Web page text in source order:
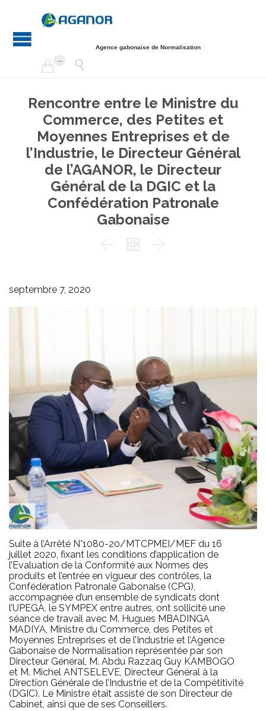
Agence gabonaise de Normalisation

... 
Rencontre entre le Ministre du
Commerce, des Petites et
Moyennes Entreprises et de
l’Industrie, le Directeur Général
de l’AGANOR, le Directeur
Général de la DGIC et la
Confédération Patronale
Gabonaise
  
septembre 7, 2020
Suite à l’Arrêté N°1080-20/MTCPMEI/MEF du 16
juillet 2020, fixant les conditions d’application de
l’Evaluation de la Conformité aux Normes des
produits et l’entrée en vigueur des contrôles, la
Confédération Patronale Gabonaise (CPG),
accompagnée d’un ensemble de syndicats dont
l’UPEGA, le SYMPEX entre autres, ont sollicité une
séance de travail avec M. Hugues MBADINGA
MADIYA, Ministre du Commerce, des Petites et
Moyennes Entreprises et de l’Industrie et l’Agence
Gabonaise de Normalisation représentée par son
Directeur Général, M. Abdu Razzaq Guy KAMBOGO
et M. Michel ANTSELEVE, Directeur Général à la
Direction Générale de l’Industrie et de la Compétitivité
(DGIC). Le Ministre était assisté de son Directeur de
Cabinet, ainsi que de ses Conseillers.